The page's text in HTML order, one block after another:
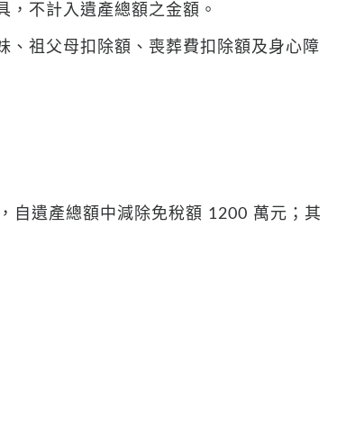
，不計入遺產總額之金額。
、祖父母扣除額、喪葬費扣除額及身心障
自遺產總額中減除免稅額 1200 萬元；其